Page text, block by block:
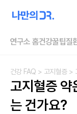
연구소 홈건강꿀팁질
건강 FAQ > 고지혈증>
고지혈증 약
는 건가요?